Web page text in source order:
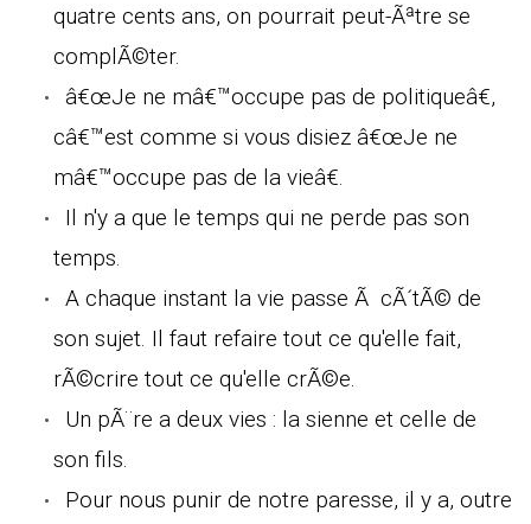
quatre cents ans, on pourrait peut-Ãªtre se
complÃ©ter.
â€œJe ne mâ€™occupe pas de politiqueâ€,
câ€™est comme si vous disiez â€œJe ne
mâ€™occupe pas de la vieâ€.
Il n'y a que le temps qui ne perde pas son
temps.
A chaque instant la vie passe Ã cÃ´tÃ© de
son sujet. Il faut refaire tout ce qu'elle fait,
rÃ©crire tout ce qu'elle crÃ©e.
Un pÃ¨re a deux vies : la sienne et celle de
son fils.
Pour nous punir de notre paresse, il y a, outre